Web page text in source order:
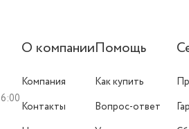
О компании
Компания
Контакты
Помощь
Как купить
Вопрос-ответ